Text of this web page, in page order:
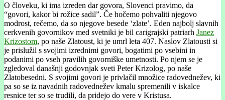
O človeku, ki ima izreden dar govora, Slovenci pravimo, da
“govori, kakor bi rožice sadil”. Če hočemo pohvaliti njegovo
modrost, rečemo, da so njegove besede ‘zlate’. Eden najbolj slavnih
cerkvenih govornikov med svetniki je bil carigrajski patriarh Janez
Krizostom, po naše Zlatoust, ki je umrl leta 407. Naslov Zlatousti si
je prislužil s svojimi izrednimi govori, bogatimi po vsebini in
podanimi po vseh pravilih govorniške umetnosti. Po njem se je
zgledoval današnji godovnjak sveti Peter Krizolog, po naše
Zlatobesedni. S svojimi govori je privlačil množice radovednežev, ki
pa so se iz navadnih radovednežev kmalu spremenili v iskalce
resnice ter so se trudili, da pridejo do vere v Kristusa.